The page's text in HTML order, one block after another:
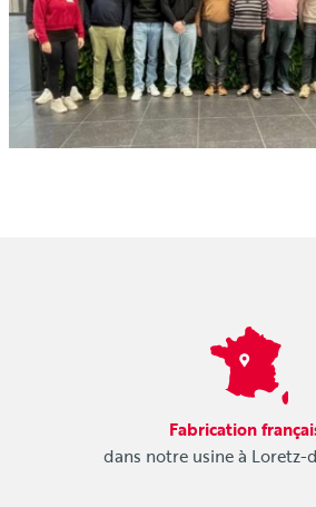
Fabrication
dans notre usine à Loretz-